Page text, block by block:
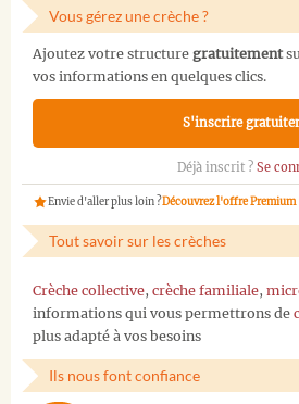
Vous gérez une crèche ?
Ajoutez votre structure gratuitement
vos informations en quelques clics.
S'inscrire
Déjà inscrit ? Se
Envie d'aller plus loin ?Découvrez l'offre Premium
Tout savoir sur les crèches
Crèche collective, crèche familiale,
informations qui vous permettrons de
plus adapté à vos besoins
Ils nous font confiance